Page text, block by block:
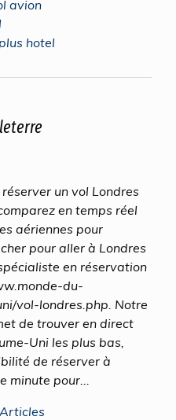
avion
plus hotel
un vol Londres
en temps réel
aériennes pour
pour aller à Londres
en réservation
du-
vol-londres.php. Notre
de trouver en direct
Uni les plus bas,
de réserver à
minute pour...